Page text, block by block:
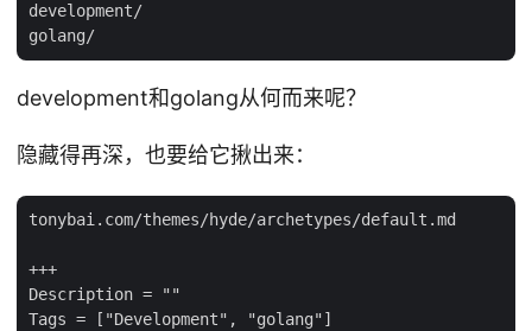
development/
development和golang从何而来呢？
隐藏得再深，也要给它揪出来：
tonybai.com/themes/hyde/archetypes/default.md
+++
Description = ""
Tags = ["Development", "golang"]